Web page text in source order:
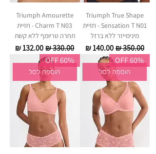
Triumph True Shape
Sensation T N01 - חזיית
מינימייזר ללא ברזל
מחיר רגיל‏350.00 ‏₪ מחיר מבצע‏140.00 ‏₪
Triumph Amourette
Charm T N03 - חזיית
תחרה טריומף ללא קשת
מחיר רגיל‏330.00 ‏₪ מחיר מבצע
הוספה לסל
60% OFF
הוספה לסל
60% OFF